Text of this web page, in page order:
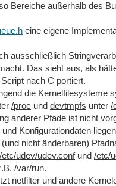
Bereiche außerhalb des
eine eigene
ausschließlich
Das sieht aus, als
nach C portiert.
die Kernelfilesysteme
/proc und devtmpfs unter /
anderer Pfade ist nicht
Konfigurationdaten
nicht änderbaren)
/etc/udev/udev.confund /etc/
/var/run.
netfilter und andere